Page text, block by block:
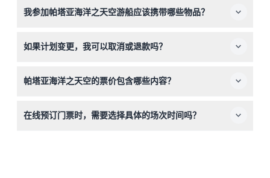
确保将所有乘客人数都计入。
我参加帕塔亚海洋之天空游船应该携带哪些物品？
晕船药，如果想给表演者拍照时小费，请准备一些泰铢。
如果计划变更，我可以取消或退款吗？
前确认您的行程安排。
帕塔亚海洋之天空的票价包含哪些内容？
（海鲜与国际菜肴）、饮用水和软饮，以及像钓鱿鱼等互动
在线预订门票时，需要选择具体的场次时间吗？